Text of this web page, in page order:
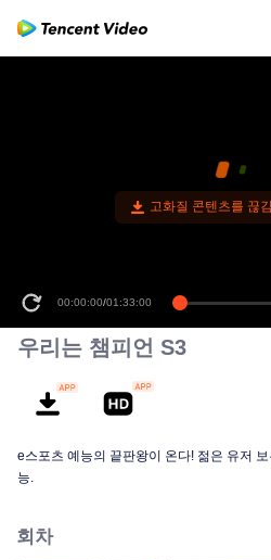
00:00:00/01:33:00
우리는 챔피언 S3
e스포츠 예능의 끝판왕이 온다! 젊은 유저
능.
회차